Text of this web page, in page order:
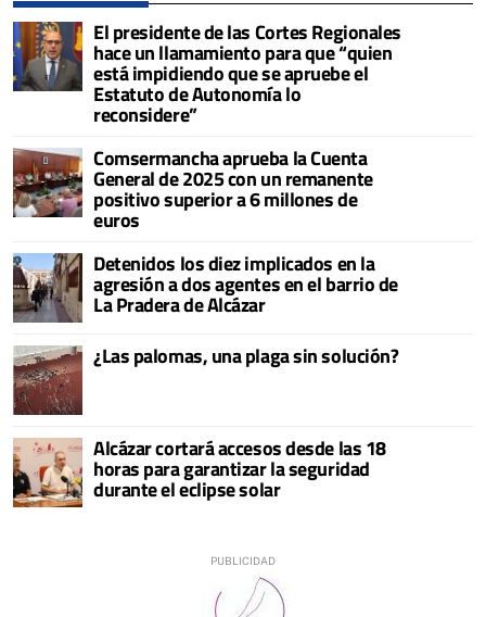
El presidente de las Cortes Regionales
hace un llamamiento para que “quien
está impidiendo que se apruebe el
Estatuto de Autonomía lo
reconsidere”
Comsermancha aprueba la Cuenta
General de 2025 con un remanente
positivo superior a 6 millones de
euros
Detenidos los diez implicados en la
agresión a dos agentes en el barrio de
La Pradera de Alcázar
¿Las palomas, una plaga sin solución?
Alcázar cortará accesos desde las 18
horas para garantizar la seguridad
durante el eclipse solar